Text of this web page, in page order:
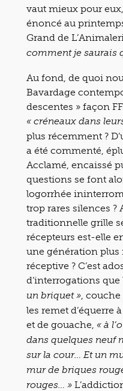
vaut mieux pour
énoncé au
Grand de
comment je saurais
Au fond, de quoi
Bavardage
descentes » façon
« créneaux dans
plus récemment ?
a été commenté,
Acclamé, encaissé
questions se font
logorrhée
trop rares silences ?
traditionnelle grille
récepteurs est-elle
une génération plus
réceptive ? C’est
d’interrogations que
un briquet » ,
les remet d’équerre
et de gouache,
« à
dans quelques neuf
sur la cour… Et un
mur de briques
rouges… »